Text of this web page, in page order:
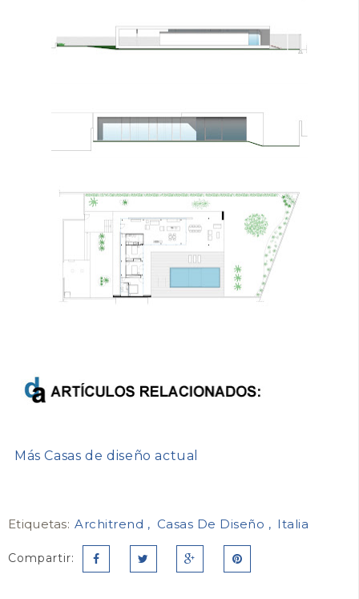
Más Casas de diseño actual
Etiquetas: Architrend Casas De Diseño Italia
Compartir: